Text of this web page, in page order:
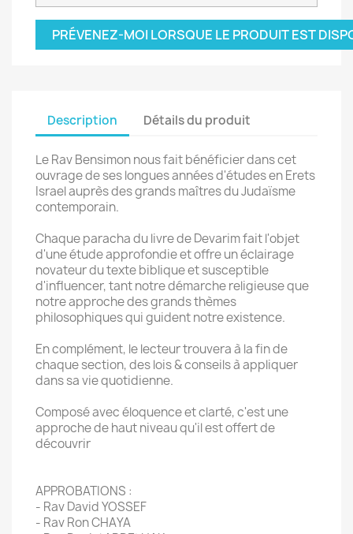
PRÉVENEZ-MOI LORSQUE LE PRODUIT EST
Description Détails du produit
Le Rav Bensimon nous fait bénéficier dans cet
ouvrage de ses longues années d'études en Erets
Israel auprès des grands maîtres du Judaïsme
contemporain.
Chaque paracha du livre de Devarim fait l'objet
d'une étude approfondie et offre un éclairage
novateur du texte biblique et susceptible
d'influencer, tant notre démarche religieuse que
notre approche des grands thèmes
philosophiques qui guident notre existence.
En complément, le lecteur trouvera à la fin de
chaque section, des lois & conseils à appliquer
dans sa vie quotidienne.
Composé avec éloquence et clarté, c'est une
approche de haut niveau qu'il est offert de
découvrir
APPROBATIONS :
- Rav David YOSSEF
- Rav Ron CHAYA